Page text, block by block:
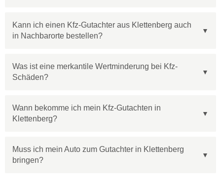
Kann ich einen Kfz-Gutachter aus Klettenberg auch
in Nachbarorte bestellen?
Was ist eine merkantile Wertminderung bei Kfz-
Schäden?
Wann bekomme ich mein Kfz-Gutachten in
Klettenberg?
Muss ich mein Auto zum Gutachter in Klettenberg
bringen?